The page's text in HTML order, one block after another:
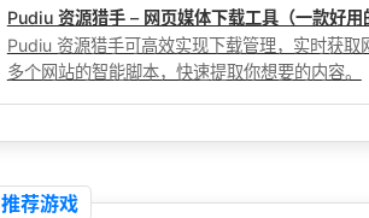
Pudiu 资源猎手 – 网页媒体下载工具（一款好用
Pudiu 资源猎手可高效实现下载管理，实时获
多个网站的智能脚本，快速提取你想要的内容。
推荐游戏